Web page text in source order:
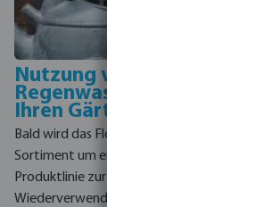
Nutzung von
Regenwasser in
Ihren Gärten
Bald wird das Flotide-
Sortiment um eine
Produktlinie zur
Wiederverwendung von